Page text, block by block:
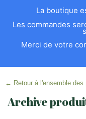
La boutique
Les commandes
Merci de votre
← Retour à l'ensemble des
Archive